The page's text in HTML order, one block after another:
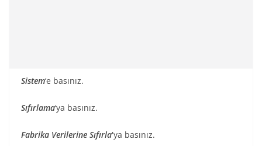
Sistem‘e basınız.
Sıfırlama‘ya basınız.
Fabrika Verilerine Sıfırla‘ya basınız.